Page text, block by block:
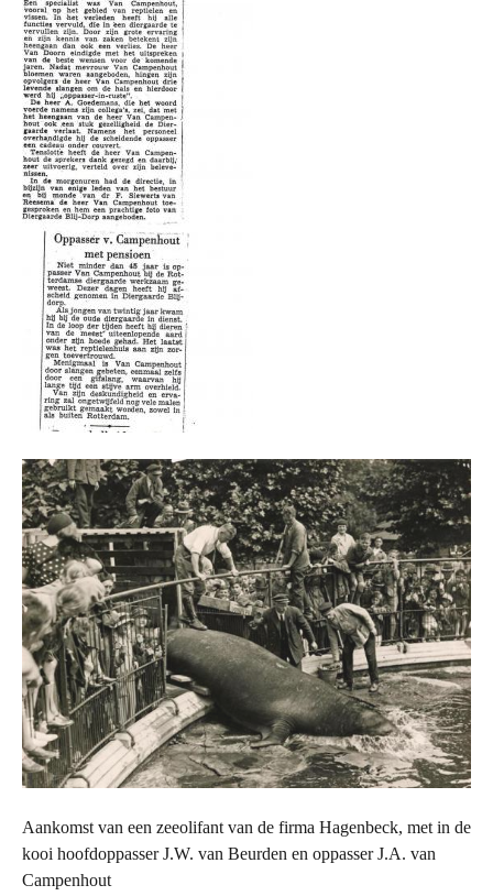
Aankomst van een zeeolifant van de firma Hagenbeck, met in de
kooi hoofdoppasser J.W. van Beurden en oppasser J.A. van
Campenhout